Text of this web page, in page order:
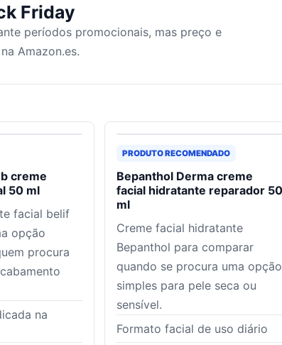
Friday
períodos promocionais, mas preço e
Amazon.es.
creme
50 ml
facial belif
opção
procura
na
PRODUTO RECOMENDADO
Bepanthol Derma creme
facial hidratante reparador 50
ml
Creme facial hidratante
Bepanthol para comparar
quando se procura uma opção
simples para pele seca ou
sensível.
Formato facial de uso diário